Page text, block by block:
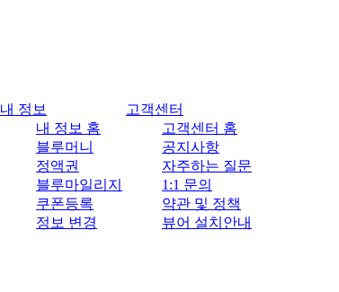
내 정보
내 정보 홈
블루머니
정액권
블루마일리지
쿠폰등록
정보 변경
고객센터
고객센터 홈
공지사항
자주하는 질문
1:1 문의
약관 및 정책
뷰어 설치안내